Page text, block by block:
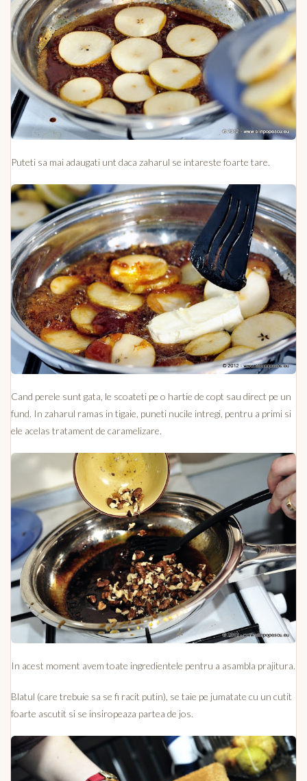
Puteti sa mai adaugati unt daca zaharul se intareste foarte tare.
Cand perele sunt gata, le scoateti pe o hartie de copt sau direct pe un
fund. In zaharul ramas in tigaie, puneti nucile intregi, pentru a primi si
ele acelas tratament de caramelizare.
In acest moment avem toate ingredientele pentru a asambla prajitura.
Blatul (care trebuie sa se fi racit putin), se taie pe jumatate cu un cutit
foarte ascutit si se insiropeaza partea de jos.